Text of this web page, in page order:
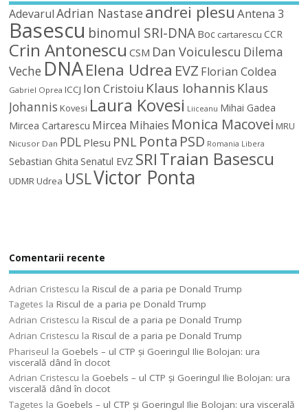
Adevarul Adrian Nastaseandrei plesuAntena 3
Basescu binomul SRI-DNA Boc cartarescu CCR
Crin Antonescu CSM Dan Voiculescu Dilema
Veche DNAElena Udrea EVZ Florian Coldea
Gabriel Oprea ICCJ Ion Cristoiu Klaus Iohannis Klaus
Johannis Kovesi Laura Kovesi Liiceanu Mihai Gadea
Mircea Cartarescu Mircea Mihaies Monica Macovei MRU
Nicusor Dan PDL Plesu PNL Ponta PSD Romania Libera
Sebastian Ghita Senatul EVZ SRITraian Basescu
UDMRUdrea USLVictor Ponta
Comentarii recente
Adrian Cristescu laRiscul de a paria pe Donald Trump
Tagetes laRiscul de a paria pe Donald Trump
Adrian Cristescu laRiscul de a paria pe Donald Trump
Adrian Cristescu laRiscul de a paria pe Donald Trump
Phariseul la Goebels – ul CTP şi Goeringul Ilie Bolojan: ura
viscerală dând în clocot
Adrian Cristescu la Goebels – ul CTP şi Goeringul Ilie Bolojan: ura
viscerală dând în clocot
Tagetes la Goebels – ul CTP şi Goeringul Ilie Bolojan: ura viscerală